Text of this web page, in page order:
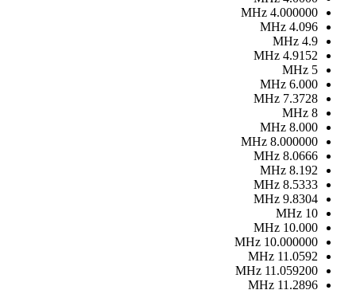
4.000000
MHz
4.096
MHz
4.9
MHz
4.9152
MHz
5
MHz
6.000
MHz
7.3728
MHz
8
MHz
8.000
MHz
8.000000
MHz
8.0666
MHz
8.192
MHz
8.5333
MHz
9.8304
MHz
10
MHz
10.000
MHz
10.000000
MHz
11.0592
MHz
11.059200
MHz
11.2896
MHz